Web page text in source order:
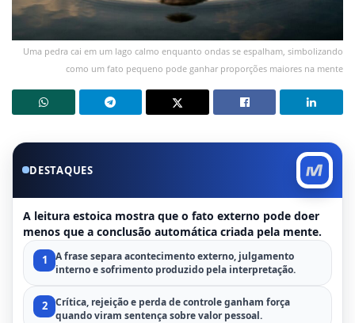
Uma pedra cai em um lago calmo enquanto ondas se espalham, simbolizando
como um fato pequeno pode ganhar proporções maiores na mente
DESTAQUES
A leitura estoica mostra que o fato externo pode doer
menos que a conclusão automática criada pela mente.
1
A frase separa acontecimento externo, julgamento
interno e sofrimento produzido pela interpretação.
2
Crítica, rejeição e perda de controle ganham força
quando viram sentença sobre valor pessoal.